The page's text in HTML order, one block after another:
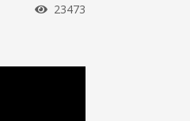
瀏覽次數
23473